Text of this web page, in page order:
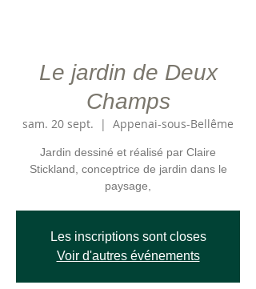
Le jardin de Deux
Champs
sam. 20 sept.
  |
Appenai-sous-Bellême
Jardin dessiné et réalisé par Claire
Stickland, conceptrice de jardin dans le
paysage,
Les inscriptions sont closes
Voir d'autres événements